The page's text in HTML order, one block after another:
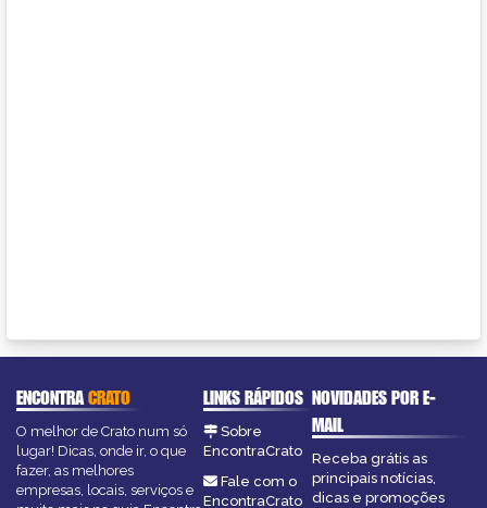
ENCONTRACRATO
O melhor de Crato num só
lugar! Dicas, onde ir, o que
fazer, as melhores
empresas, locais, serviços e
LINKS RÁPIDOS
Sobre
EncontraCrato
Fale com o
EncontraCrato
NOVIDADES POR E-
MAIL
Receba grátis as
principais notícias,
dicas e promoções